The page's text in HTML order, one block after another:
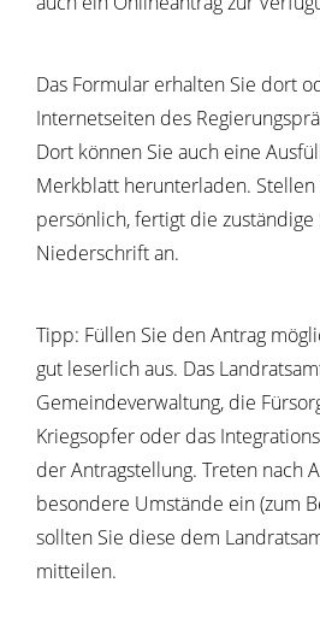
Das Formular erhalten Sie dort
Internetseiten des
Dort können Sie auch eine
Merkblatt herunterladen. Stellen
persönlich, fertigt die zuständige
Niederschrift an.
Tipp: Füllen Sie den Antrag
gut leserlich aus. Das
Gemeindeverwaltung, die
Kriegsopfer oder das
der Antragstellung. Treten nach
besondere Umstände ein(zum
sollten Sie diese dem
mitteilen.